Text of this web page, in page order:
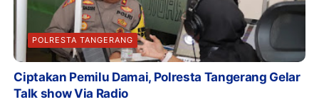
POLRESTA TANGERANG
Ciptakan Pemilu Damai, Polresta Tangerang Gelar
Talk show Via Radio